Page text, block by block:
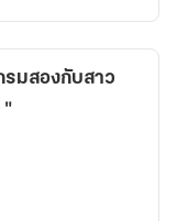
รมสองกับสาว
"